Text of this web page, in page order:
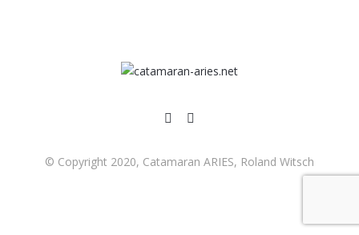
© Copyright 2020, Catamaran ARIES, Roland Witsch